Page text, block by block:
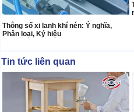
Thông số xi lanh khí nén: Ý nghĩa,
Phân loại, Ký hiệu
Tin tức liên quan